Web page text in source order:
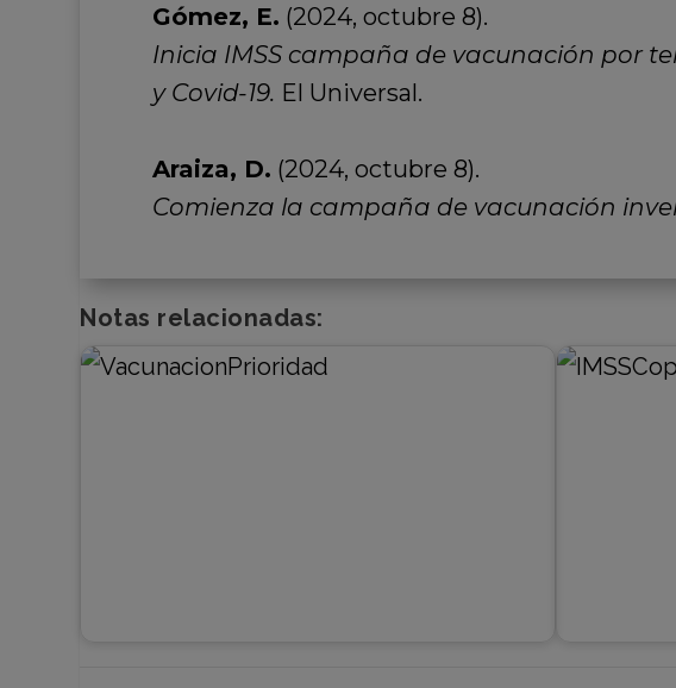
Gómez, E. (2024, octubre 8).
Inicia IMSS campaña de vacunación por
y Covid-19. El Universal.
Araiza, D. (2024, octubre 8).
Comienza la campaña de vacunación
Notas relacionadas: